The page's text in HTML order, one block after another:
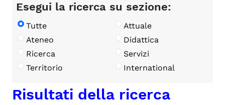
Esegui la ricerca su sezione:
Tutte
Attuale
Ateneo
Didattica
Ricerca
Servizi
Territorio
International
Risultati della ricerca